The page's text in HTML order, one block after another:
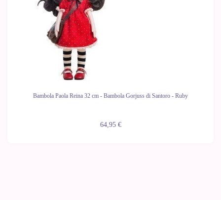
Bambola Paola Reina 32 cm - Bambola Gorjuss di Santoro - Ruby
64,95 €